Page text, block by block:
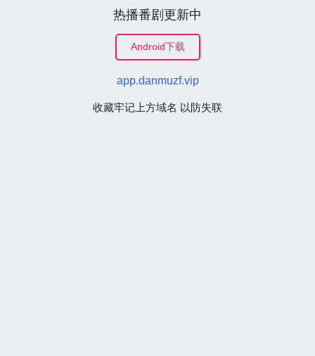
热播番剧更新中
Android下载
app.danmuzf.vip
收藏牢记上方域名 以防失联